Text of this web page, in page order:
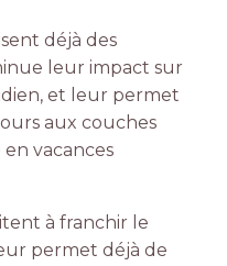
déjà des
leur impact sur
et leur permet
aux couches
vacances
à franchir le
permet déjà de